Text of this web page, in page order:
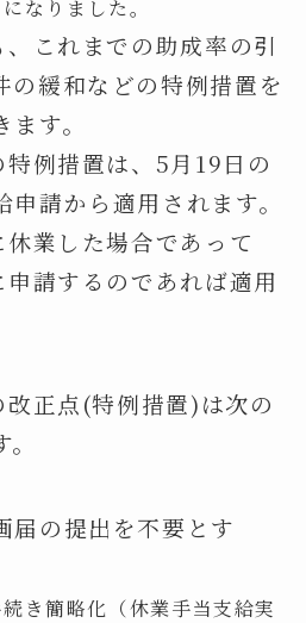
なりました。
これまでの助成率の引
の緩和などの特例措置を
す。
例措置は、5月19日の
請から適用されます。
業した場合であって
請するのであれば適用
正点(特例措置)は次の
届の提出を不要とす
き簡略化（休業手当支給実